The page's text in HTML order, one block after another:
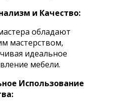
и Качество:
обладают
мастерством,
идеальное
мебели.
Использование